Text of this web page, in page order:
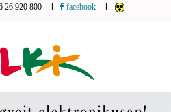
26 920 800 facebook